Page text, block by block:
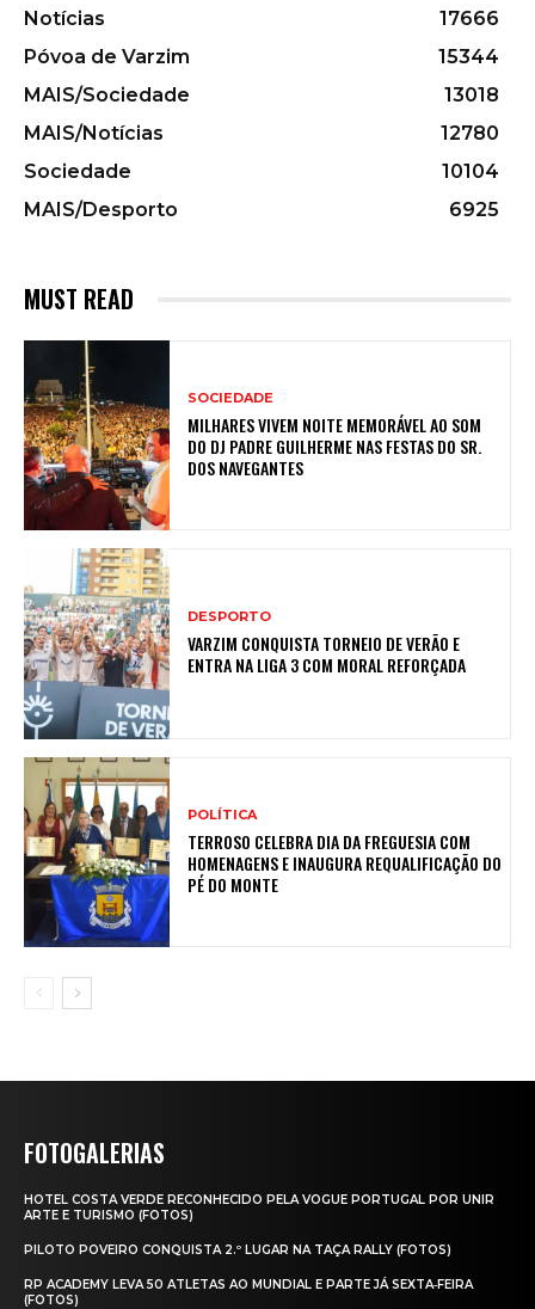
Notícias
17666
Póvoa de Varzim
15344
MAIS/Sociedade
13018
MAIS/Notícias
12780
Sociedade
10104
MAIS/Desporto
6925
MUST READ
SOCIEDADE
MILHARES VIVEM NOITE MEMORÁVEL AO SOM
DO DJ PADRE GUILHERME NAS FESTAS DO SR.
DOS NAVEGANTES
DESPORTO
VARZIM CONQUISTA TORNEIO DE VERÃO E
ENTRA NA LIGA 3 COM MORAL REFORÇADA
POLÍTICA
TERROSO CELEBRA DIA DA FREGUESIA COM
HOMENAGENS E INAUGURA REQUALIFICAÇÃO DO
PÉ DO MONTE
FOTOGALERIAS
HOTEL COSTA VERDE RECONHECIDO PELA VOGUE PORTUGAL POR UNIR
ARTE E TURISMO (FOTOS)
PILOTO POVEIRO CONQUISTA 2.º LUGAR NA TAÇA RALLY (FOTOS)
RP ACADEMY LEVA 50 ATLETAS AO MUNDIAL E PARTE JÁ SEXTA‑FEIRA
(FOTOS)